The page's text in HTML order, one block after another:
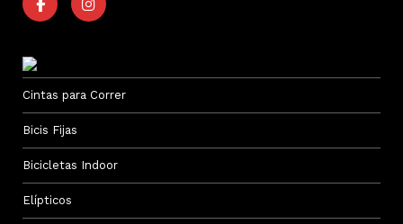
Cintas para Correr
Bicis Fijas
Bicicletas Indoor
Elípticos